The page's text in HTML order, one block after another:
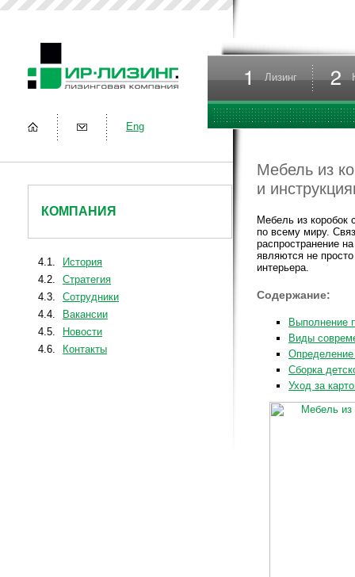
Eng
КОМПАНИЯ
4.1.
История
4.2.
Стратегия
4.3.
Сотрудники
4.4.
Вакансии
4.5.
Новости
4.6.
Контакты
Лизинг
Мебель из
и
Мебель из коробок
по всему миру.
распространение
являются не
интерьера.
Содержание:
Выполнение
Виды
Сборка
Уход за